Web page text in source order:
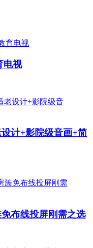
电视
计+影院级音画+简
布线投屏刚需之选